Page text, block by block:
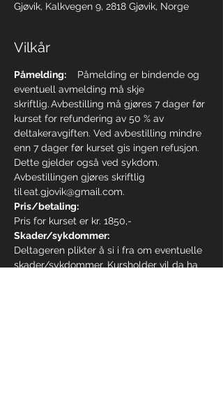
Gjøvik, Kalkvegen 9, 2818 Gjøvik, Norge
Vilkår
Påmelding: Påmelding er bindende og
eventuell avmelding må skje
skriftlig. Avbestilling må gjøres 7 dager før
kurset for refundering av 50 % av
deltakeravgiften. Ved avbestilling mindre
enn 7 dager før kurset gis ingen refusjon.
Dette gjelder også ved sykdom.
Avbestillingen gjøres skriftlig
til eat.gjovik@gmail.com.
Pris/betaling:
Pris for kurset er kr. 1850,-
Skader/sykdommer:
Deltageren plikter å si i fra om eventuelle
skader/sykdommer. Kursholder vil da ha